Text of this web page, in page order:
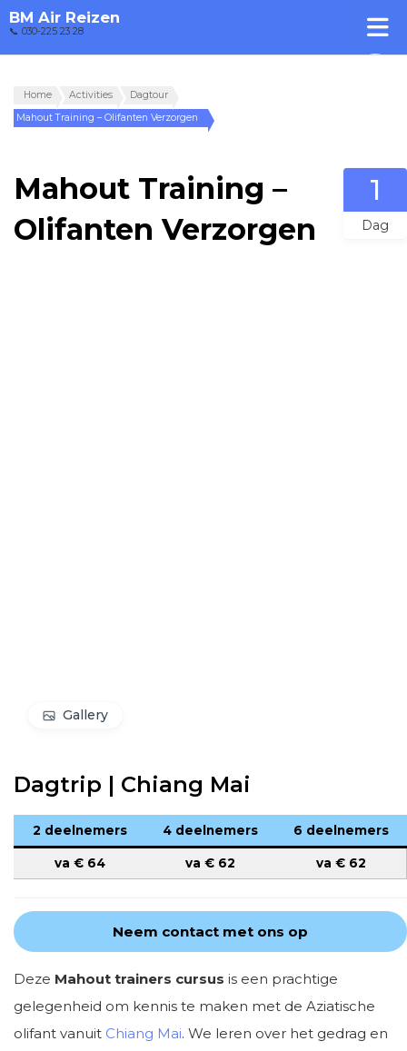
BM Air Reizen
📞 030-225 23 28
Home Activities
Dagtour
Mahout Training – Olifanten Verzorgen
Mahout Training –
Olifanten Verzorgen
1
Dag
Gallery
Dagtrip | Chiang Mai
2 deelnemers 4 deelnemers 6 deelnemers
va € 64 va € 62 va € 62
Neem contact met ons op
Deze Mahout trainers cursus is een prachtige
gelegenheid om kennis te maken met de Aziatische
olifant vanuit Chiang Mai. We leren over het gedrag en